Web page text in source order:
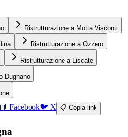
Ristrutturazione a Motta Visconti
Ristrutturazione a Ozzero
Ristrutturazione a Liscate
Dugnano
📘 Facebook🐦 X 📋 Copia link